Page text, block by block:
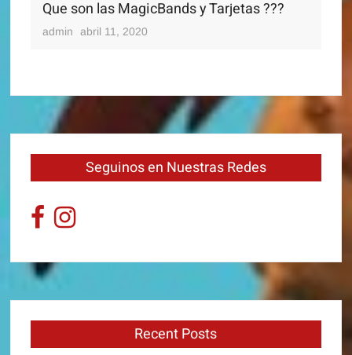
Que son las MagicBands y Tarjetas ???
admin abril 11, 2020
Seguinos en Nuestras Redes
Recent Posts